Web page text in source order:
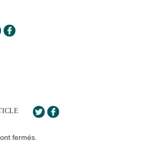
fermés.